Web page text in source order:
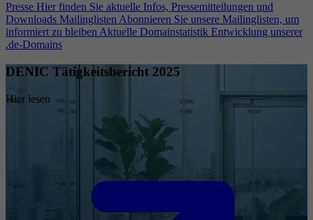
Presse Hier finden Sie aktuelle Infos, Pressemitteilungen und
Downloads Mailinglisten Abonnieren Sie unsere Mailinglisten, um
informiert zu bleiben Aktuelle Domainstatistik Entwicklung unserer
.de-Domains
DENIC Tätigkeitsbericht 2025
Hier lesen